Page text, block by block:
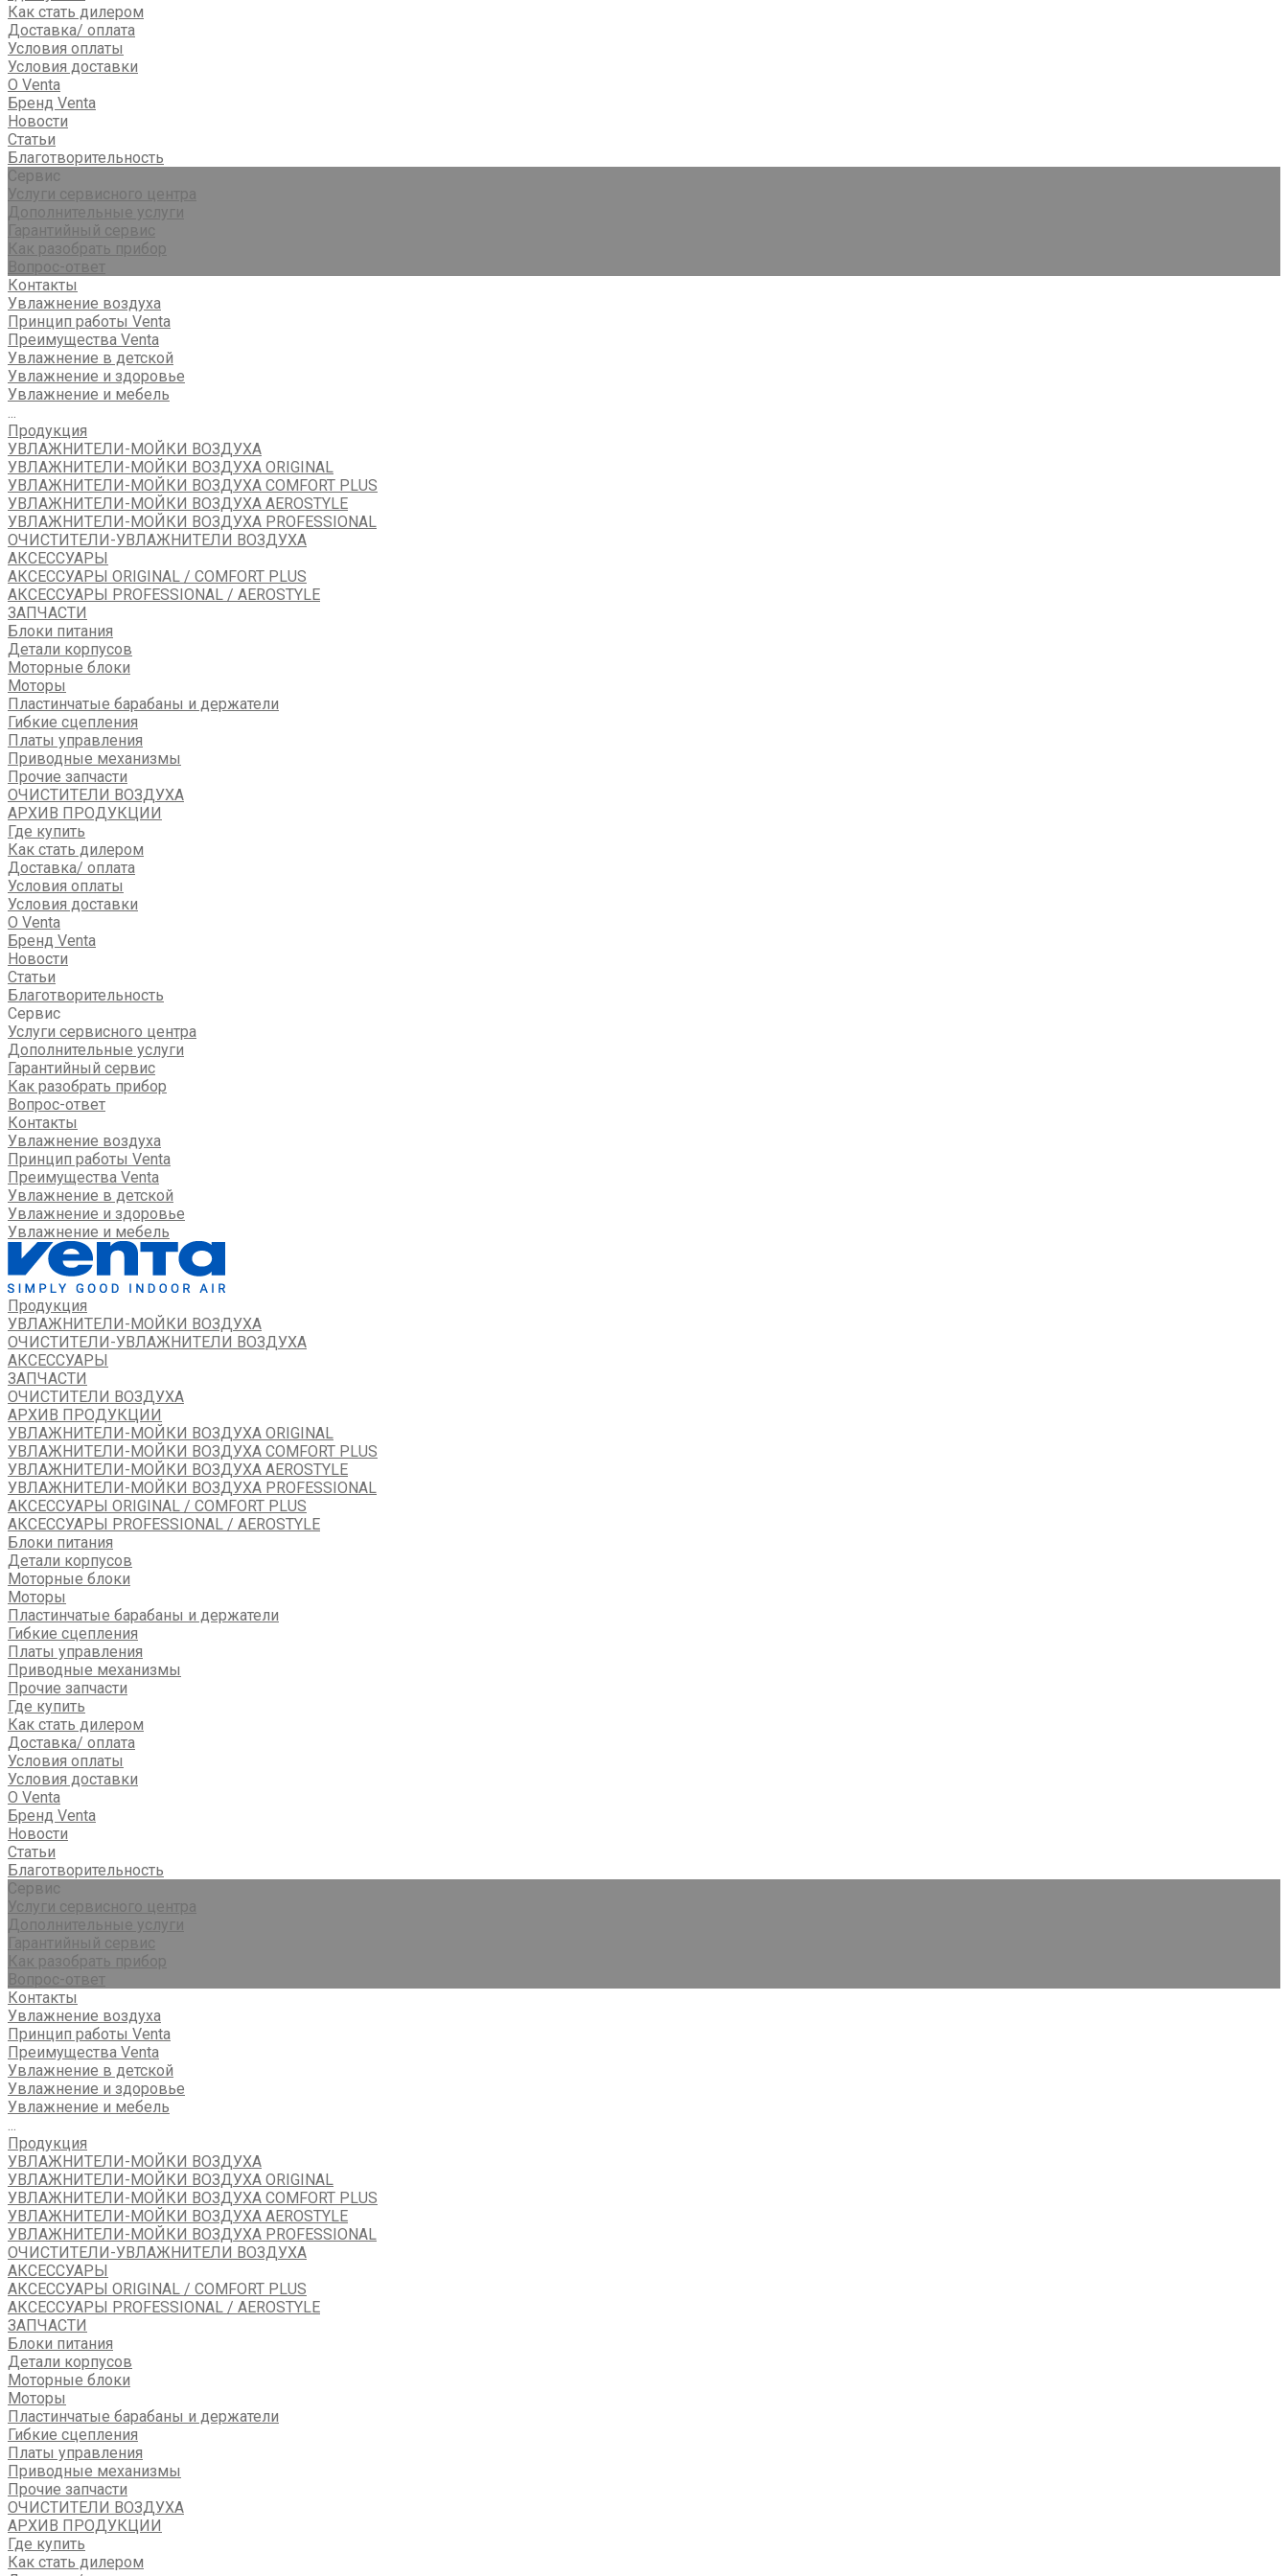
Как стать дилером
Доставка/ оплата
Условия оплаты
Условия доставки
О Venta
Бренд Venta
Новости
Статьи
Благотворительность
Сервис
Услуги сервисного центра
Дополнительные услуги
Гарантийный сервис
Как разобрать прибор
Вопрос-ответ
Контакты
Увлажнение воздуха
Принцип работы Venta
Преимущества Venta
Увлажнение в детской
Увлажнение и здоровье
Увлажнение и мебель
...
Продукция
УВЛАЖНИТЕЛИ-МОЙКИ ВОЗДУХА
УВЛАЖНИТЕЛИ-МОЙКИ ВОЗДУХА ORIGINAL
УВЛАЖНИТЕЛИ-МОЙКИ ВОЗДУХА COMFORT PLUS
УВЛАЖНИТЕЛИ-МОЙКИ ВОЗДУХА AEROSTYLE
УВЛАЖНИТЕЛИ-МОЙКИ ВОЗДУХА PROFESSIONAL
ОЧИСТИТЕЛИ-УВЛАЖНИТЕЛИ ВОЗДУХА
АКСЕССУАРЫ
АКСЕССУАРЫ ORIGINAL / COMFORT PLUS
АКСЕССУАРЫ PROFESSIONAL / AEROSTYLE
ЗАПЧАСТИ
Блоки питания
Детали корпусов
Моторные блоки
Моторы
Пластинчатые барабаны и держатели
Гибкие сцепления
Платы управления
Приводные механизмы
Прочие запчасти
ОЧИСТИТЕЛИ ВОЗДУХА
АРХИВ ПРОДУКЦИИ
Где купить
Как стать дилером
Доставка/ оплата
Условия оплаты
Условия доставки
О Venta
Бренд Venta
Новости
Статьи
Благотворительность
Сервис
Услуги сервисного центра
Дополнительные услуги
Гарантийный сервис
Как разобрать прибор
Вопрос-ответ
Контакты
Увлажнение воздуха
Принцип работы Venta
Преимущества Venta
Увлажнение в детской
Увлажнение и здоровье
Увлажнение и мебель
Продукция
УВЛАЖНИТЕЛИ-МОЙКИ ВОЗДУХА
ОЧИСТИТЕЛИ-УВЛАЖНИТЕЛИ ВОЗДУХА
АКСЕССУАРЫ
ЗАПЧАСТИ
ОЧИСТИТЕЛИ ВОЗДУХА
АРХИВ ПРОДУКЦИИ
УВЛАЖНИТЕЛИ-МОЙКИ ВОЗДУХА ORIGINAL
УВЛАЖНИТЕЛИ-МОЙКИ ВОЗДУХА COMFORT PLUS
УВЛАЖНИТЕЛИ-МОЙКИ ВОЗДУХА AEROSTYLE
УВЛАЖНИТЕЛИ-МОЙКИ ВОЗДУХА PROFESSIONAL
АКСЕССУАРЫ ORIGINAL / COMFORT PLUS
АКСЕССУАРЫ PROFESSIONAL / AEROSTYLE
Блоки питания
Детали корпусов
Моторные блоки
Моторы
Пластинчатые барабаны и держатели
Гибкие сцепления
Платы управления
Приводные механизмы
Прочие запчасти
Где купить
Как стать дилером
Доставка/ оплата
Условия оплаты
Условия доставки
О Venta
Бренд Venta
Новости
Статьи
Благотворительность
Сервис
Услуги сервисного центра
Дополнительные услуги
Гарантийный сервис
Как разобрать прибор
Вопрос-ответ
Контакты
Увлажнение воздуха
Принцип работы Venta
Преимущества Venta
Увлажнение в детской
Увлажнение и здоровье
Увлажнение и мебель
...
Продукция
УВЛАЖНИТЕЛИ-МОЙКИ ВОЗДУХА
УВЛАЖНИТЕЛИ-МОЙКИ ВОЗДУХА ORIGINAL
УВЛАЖНИТЕЛИ-МОЙКИ ВОЗДУХА COMFORT PLUS
УВЛАЖНИТЕЛИ-МОЙКИ ВОЗДУХА AEROSTYLE
УВЛАЖНИТЕЛИ-МОЙКИ ВОЗДУХА PROFESSIONAL
ОЧИСТИТЕЛИ-УВЛАЖНИТЕЛИ ВОЗДУХА
АКСЕССУАРЫ
АКСЕССУАРЫ ORIGINAL / COMFORT PLUS
АКСЕССУАРЫ PROFESSIONAL / AEROSTYLE
ЗАПЧАСТИ
Блоки питания
Детали корпусов
Моторные блоки
Моторы
Пластинчатые барабаны и держатели
Гибкие сцепления
Платы управления
Приводные механизмы
Прочие запчасти
ОЧИСТИТЕЛИ ВОЗДУХА
АРХИВ ПРОДУКЦИИ
Где купить
Как стать дилером